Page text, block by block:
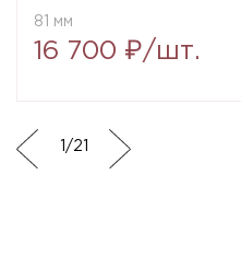
81 мм
16 700 ₽/шт.
/21